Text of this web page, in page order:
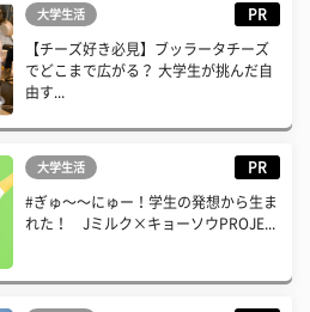
大学生活 PR
【チーズ好き必見】ブッラータチーズ
でどこまで広がる？ 大学生が挑んだ自
由す...
大学生活 PR
#ぎゅ〜〜にゅー！学生の発想から生ま
れた！ Jミルク×キョーソウPROJE...